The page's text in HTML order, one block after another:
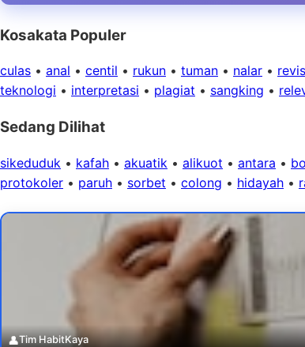
Kosakata Populer
culas • anal • centil • rukun • tuman • nalar •
teknologi • interpretasi • plagiat • sangking •
Sedang Dilihat
sikeduduk • kafah • akuatik • alikuot • antara •
protokoler • paruh • sorbet • colong • hidayah •
👤Tim HabitKaya